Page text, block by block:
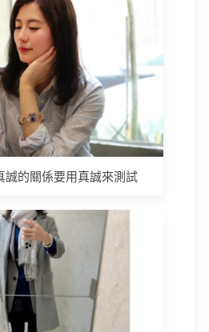
誠的關係要用真誠來測試